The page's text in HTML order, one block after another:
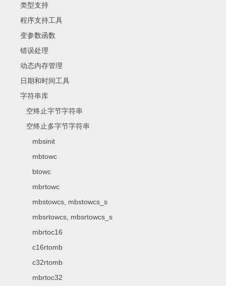
类型支持
程序支持工具
变参数函数
错误处理
动态内存管理
日期和时间工具
字符串库
空终止字节字符串
空终止多字节字符串
mbsinit
mbtowc
btowc
mbrtowc
mbstowcs, mbstowcs_s
mbsrtowcs, mbsrtowcs_s
mbrtoc16
c16rtomb
c32rtomb
mbrtoc32